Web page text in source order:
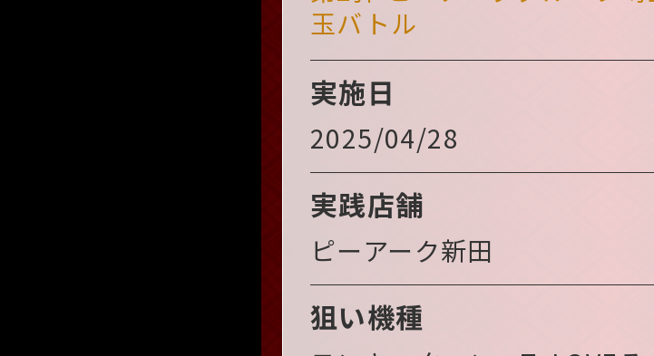
玉バトル
実施日
2025/04/28
実践店舗
ピーアーク新田
狙い機種